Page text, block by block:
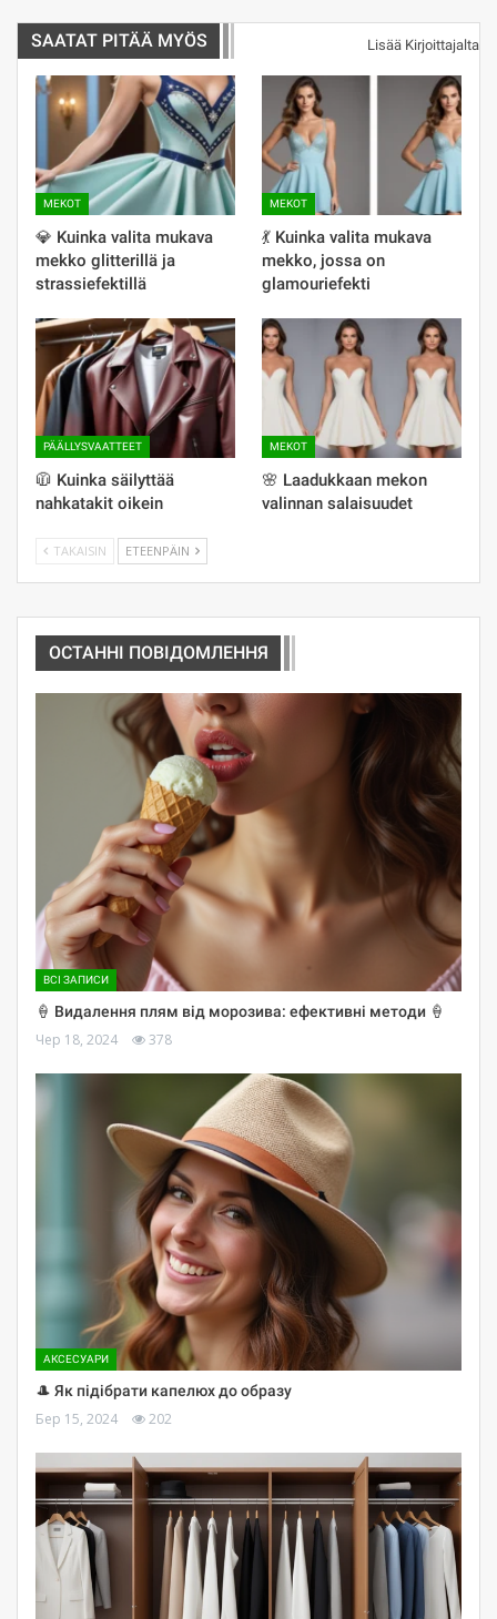
SAATAT PITÄÄ MYÖS Lisää Kirjoittajalta
MEKOT
💎 Kuinka valita mukava
mekko glitterillä ja
strassiefektillä
MEKOT
💃 Kuinka valita mukava
mekko, jossa on
glamouriefekti
PÄÄLLYSVAATTEET
🧥 Kuinka säilyttää
nahkatakit oikein
MEKOT
🌸 Laadukkaan mekon
valinnan salaisuudet
TAKAISIN ETEENPÄIN
ОСТАННІ ПОВІДОМЛЕННЯ
ВСІ ЗАПИСИ
🍦 Видалення плям від морозива: ефективні методи 🍦
Чер 18, 2024 378
АКСЕСУАРИ
🎩 Як підібрати капелюх до образу
Бер 15, 2024 202